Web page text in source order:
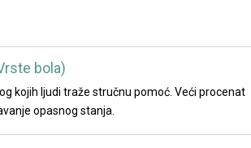
bola)
kojih ljudi traže stručnu pomoć. Veći procenat
opasnog stanja.